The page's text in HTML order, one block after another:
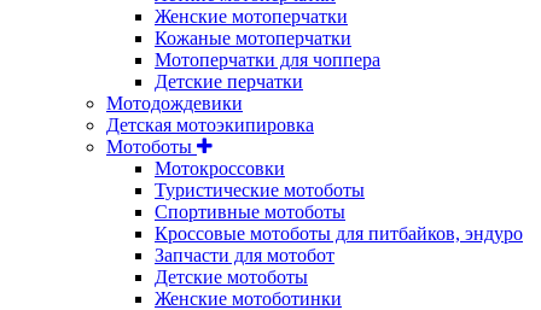
Женские мотоперчатки
Кожаные мотоперчатки
Мотоперчатки для чоппера
Детские перчатки
Мотодождевики
Детская мотоэкипировка
Мотоботы
Мотокроссовки
Туристические мотоботы
Спортивные мотоботы
Кроссовые мотоботы для питбайков, эндуро
Запчасти для мотобот
Детские мотоботы
Женские мотоботинки